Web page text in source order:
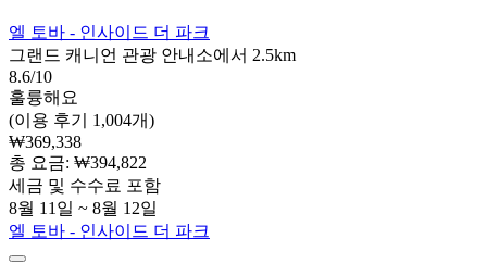
엘 토바 - 인사이드 더 파크
그랜드 캐니언 관광 안내소에서 2.5km
8.6/10
훌륭해요
(이용 후기 1,004개)
₩369,338
총 요금: ₩394,822
세금 및 수수료 포함
8월 11일 ~ 8월 12일
엘 토바 - 인사이드 더 파크